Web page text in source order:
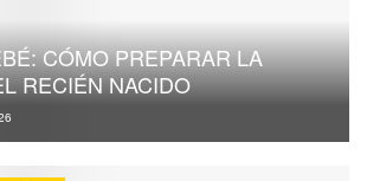
CÓMO PREPARAR LA
RECIÉN NACIDO